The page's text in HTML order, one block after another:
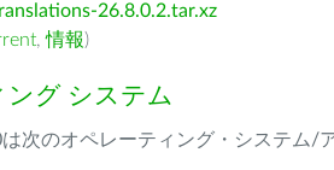
26.8.0.2.tar.xz
,情報)
グ システム
次のオペレーティング・システム/